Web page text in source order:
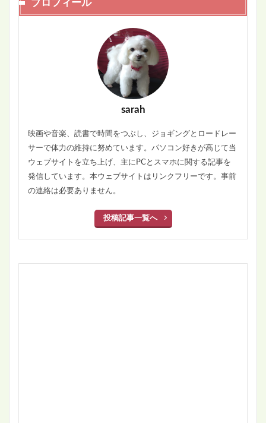
プロフィール
sarah
映画や音楽、読書で時間をつぶし、ジョギングとロードレー
サーで体力の維持に努めています。パソコン好きが高じて当
ウェブサイトを立ち上げ、主にPCとスマホに関する記事を
発信しています。本ウェブサイトはリンクフリーです。事前
の連絡は必要ありません。
投稿記事一覧へ